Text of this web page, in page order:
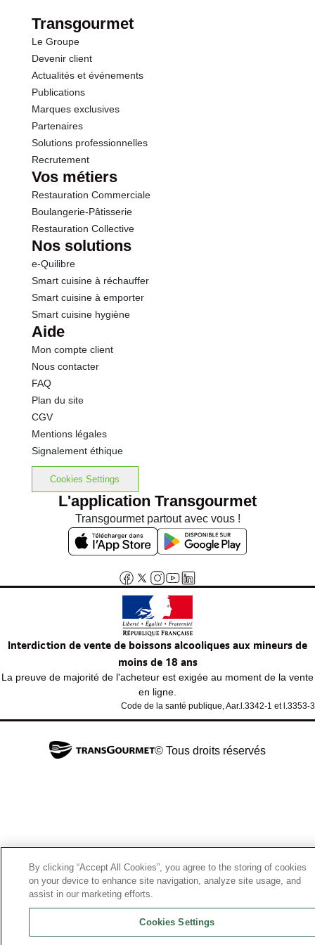
Protéines
Sel
Transgourmet
Le Groupe
Devenir client
Actualités et événements
Publications
Marques exclusives
Partenaires
Solutions professionnelles
Recrutement
Vos métiers
Restauration Commerciale
Boulangerie-Pâtisserie
Restauration Collective
Nos solutions
e-Quilibre
Smart cuisine à réchauffer
Smart cuisine à emporter
Smart cuisine hygiène
Aide
Mon compte client
Nous contacter
FAQ
Plan du site
CGV
Mentions légales
Signalement éthique
Cookies Settings
L'application Transgourmet
Transgourmet partout avec vous !
Interdiction de vente de boissons alcooliques aux mineurs de
moins de 18 ans
La preuve de majorité de l'acheteur est exigée au moment de la vente
en ligne.
Code de la santé publique, Aar.l.3342-1 et l.3353-3
© Tous droits réservés
By clicking “Accept All Cookies”, you agree to the storing of cookies
on your device to enhance site navigation, analyze site usage, and
assist in our marketing efforts.
Cookies Settings